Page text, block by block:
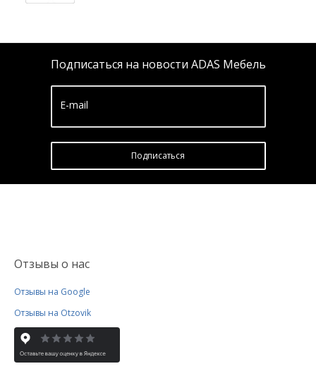
Подписаться на новости ADAS Мебель
E-mail
Подписатьcя
Отзывы о нас
Отзывы на Google
Отзывы на Otzovik